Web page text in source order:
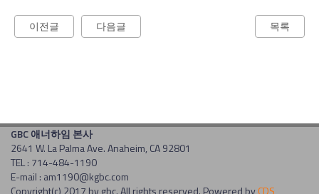
다음글
이전글 목록
GBC 애너하임 본사
2641 W. La Palma Ave. Anaheim, CA 92801
TEL : 714-484-1190
E-mail : am1190@kgbc.com
Copyright(c) 2017 by gbc. All rights reserved. Powered byCDS